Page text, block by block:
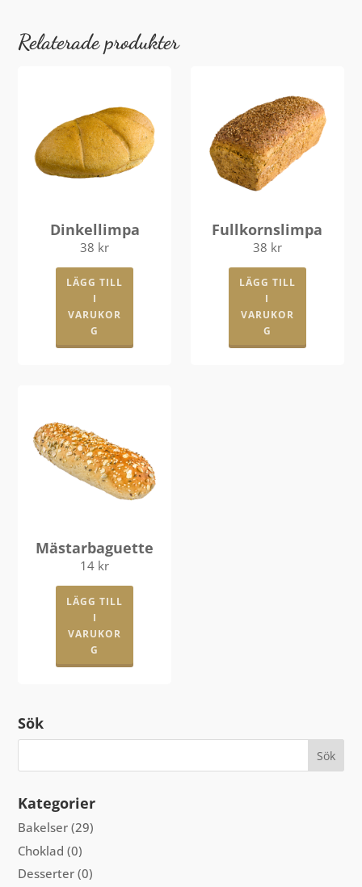
Relaterade produkter
Dinkellimpa
38 kr
LÄGG TILL
I
VARUKOR
G
Fullkornslimpa
38 kr
LÄGG TILL
I
VARUKOR
G
Mästarbaguette
14 kr
LÄGG TILL
I
VARUKOR
G
Sök
Kategorier
Bakelser (29)
Choklad (0)
Desserter (0)